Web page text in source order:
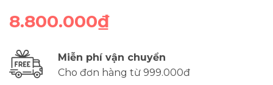
8.800.000₫
Miễn phí vận chuyển
Cho đơn hàng từ 999.000đ